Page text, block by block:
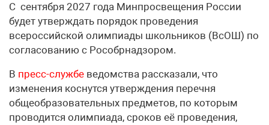
С сентября 2027 года Минпросвещения России
будет утверждать порядок проведения
всероссийской олимпиады школьников (ВсОШ) по
согласованию с Рособрнадзором.
В пресс-службе ведомства рассказали, что
изменения коснутся утверждения перечня
общеобразовательных предметов, по которым
проводится олимпиада, сроков её проведения,